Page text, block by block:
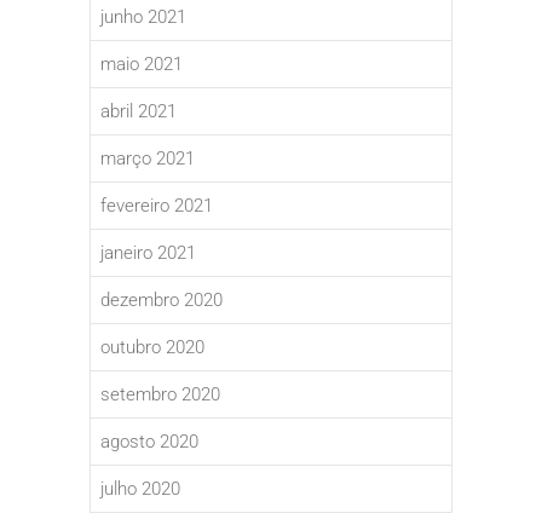
junho 2021
maio 2021
abril 2021
março 2021
fevereiro 2021
janeiro 2021
dezembro 2020
outubro 2020
setembro 2020
agosto 2020
julho 2020